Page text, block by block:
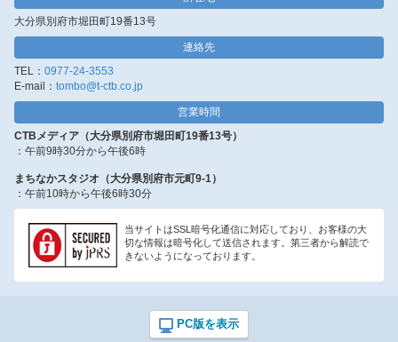
大分県別府市堀田町19番13号
連絡先
TEL： 0977-24-3553
E-mail： tombo@t-ctb.co.jp
営業時間
CTBメディア（大分県別府市堀田町19番13号）
：午前9時30分から午後6時
まちなかスタジオ（大分県別府市元町9-1）
：午前10時から午後6時30分
当サイトはSSL暗号化通信に対応しており、お客様の大
切な情報は暗号化して送信されます。第三者から解読で
きないようになっております。